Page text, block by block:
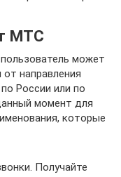
МТС
может
направления
России или по
момент для
которые
Получайте